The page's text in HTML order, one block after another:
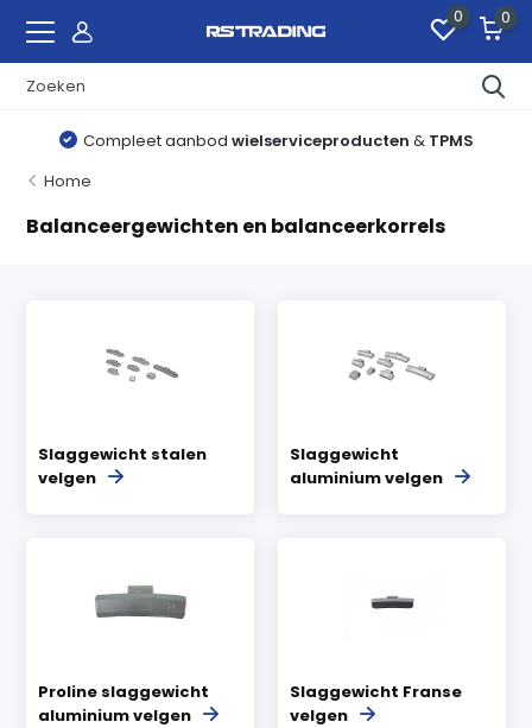
0 0
Compleet aanbod wielserviceproducten & TPMS
Home
Balanceergewichten en balanceerkorrels
Slaggewicht stalen
velgen
Slaggewicht
aluminium velgen
Proline slaggewicht
aluminium velgen
Slaggewicht Franse
velgen